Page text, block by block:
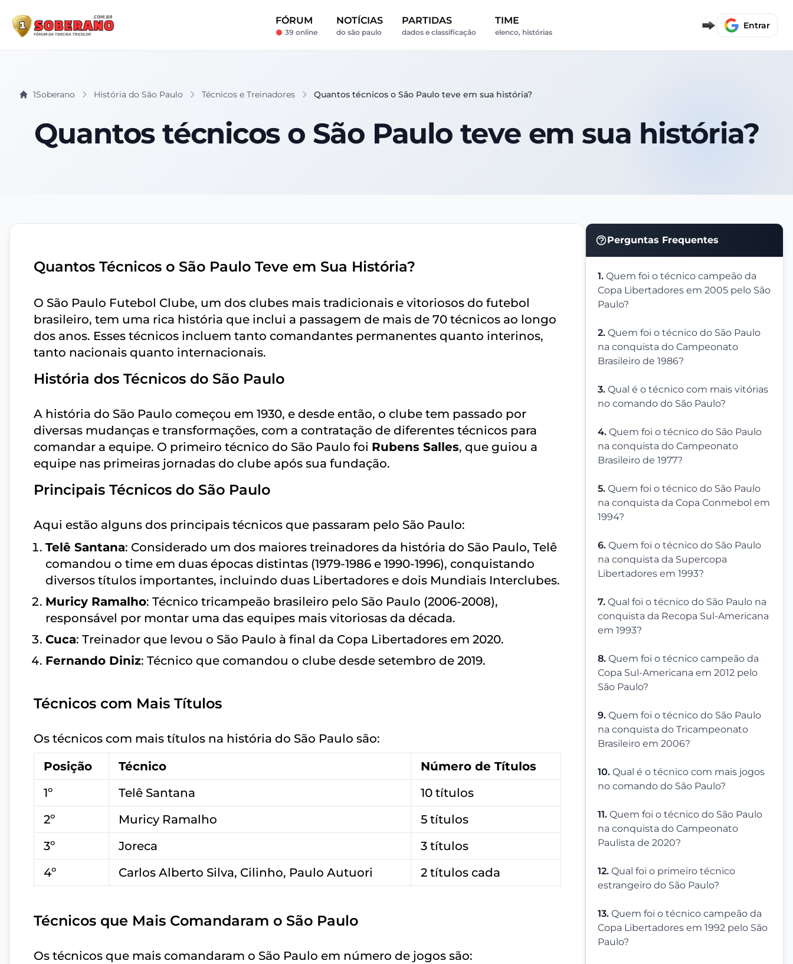
FÓRUM
39 online
NOTÍCIAS
do são paulo
PARTIDAS
dados e classificação
TIME
elenco, histórias
Entrar
1Soberano História do São Paulo Técnicos e Treinadores Quantos técnicos o São Paulo teve em sua história?
Quantos técnicos o São Paulo teve em sua história?
Perguntas Frequentes
1. Quem foi o técnico campeão da
Copa Libertadores em 2005 pelo São
Paulo?
2. Quem foi o técnico do São Paulo
na conquista do Campeonato
Brasileiro de 1986?
3. Qual é o técnico com mais vitórias
no comando do São Paulo?
4. Quem foi o técnico do São Paulo
na conquista do Campeonato
Brasileiro de 1977?
5. Quem foi o técnico do São Paulo
na conquista da Copa Conmebol em
1994?
6. Quem foi o técnico do São Paulo
na conquista da Supercopa
Libertadores em 1993?
7. Qual foi o técnico do São Paulo na
conquista da Recopa Sul-Americana
em 1993?
8. Quem foi o técnico campeão da
Copa Sul-Americana em 2012 pelo
São Paulo?
9. Quem foi o técnico do São Paulo
na conquista do Tricampeonato
Brasileiro em 2006?
10. Qual é o técnico com mais jogos
no comando do São Paulo?
11. Quem foi o técnico do São Paulo
na conquista do Campeonato
Paulista de 2020?
12. Qual foi o primeiro técnico
estrangeiro do São Paulo?
13. Quem foi o técnico campeão da
Copa Libertadores em 1992 pelo São
Paulo?
Quantos Técnicos o São Paulo Teve em Sua História?
O São Paulo Futebol Clube, um dos clubes mais tradicionais e vitoriosos do futebol
brasileiro, tem uma rica história que inclui a passagem de mais de 70 técnicos ao longo
dos anos. Esses técnicos incluem tanto comandantes permanentes quanto interinos,
tanto nacionais quanto internacionais.
História dos Técnicos do São Paulo
A história do São Paulo começou em 1930, e desde então, o clube tem passado por
diversas mudanças e transformações, com a contratação de diferentes técnicos para
comandar a equipe. O primeiro técnico do São Paulo foi Rubens Salles, que guiou a
equipe nas primeiras jornadas do clube após sua fundação.
Principais Técnicos do São Paulo
Aqui estão alguns dos principais técnicos que passaram pelo São Paulo:
Telê Santana: Considerado um dos maiores treinadores da história do São Paulo, Telê
comandou o time em duas épocas distintas (1979-1986 e 1990-1996), conquistando
diversos títulos importantes, incluindo duas Libertadores e dois Mundiais Interclubes.
Muricy Ramalho: Técnico tricampeão brasileiro pelo São Paulo (2006-2008),
responsável por montar uma das equipes mais vitoriosas da década.
Cuca: Treinador que levou o São Paulo à final da Copa Libertadores em 2020.
Fernando Diniz: Técnico que comandou o clube desde setembro de 2019.
Técnicos com Mais Títulos
Os técnicos com mais títulos na história do São Paulo são:
Posição
Técnico
Número de Títulos
1º
Telê Santana
10 títulos
2º
Muricy Ramalho
5 títulos
3º
Joreca
3 títulos
4º
Carlos Alberto Silva, Cilinho, Paulo Autuori 2 títulos cada
Técnicos que Mais Comandaram o São Paulo
Os técnicos que mais comandaram o São Paulo em número de jogos são: